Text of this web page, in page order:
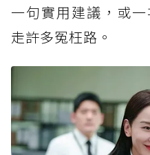
一句實用建議，或
走許多冤枉路。